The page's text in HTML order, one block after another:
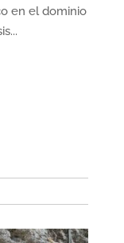
en el dominio